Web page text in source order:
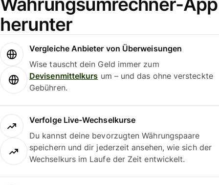
herunter
Vergleiche Anbieter von Überweisungen
Wise tauscht dein Geld immer zum
Devisenmittelkurs um – und das ohne versteckte
Gebühren.
Verfolge Live-Wechselkurse
Du kannst deine bevorzugten Währungspaare
speichern und dir jederzeit ansehen, wie sich der
Wechselkurs im Laufe der Zeit entwickelt.